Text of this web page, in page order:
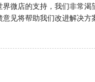
微店的支持，我们非常渴
意见将帮助我们改进解决方